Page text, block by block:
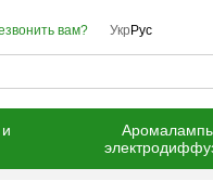
вам? Укр Рус